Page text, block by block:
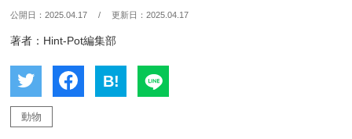
公開日：2025.04.17 / 更新日：2025.04.17
著者：Hint-Pot編集部
B!
動物